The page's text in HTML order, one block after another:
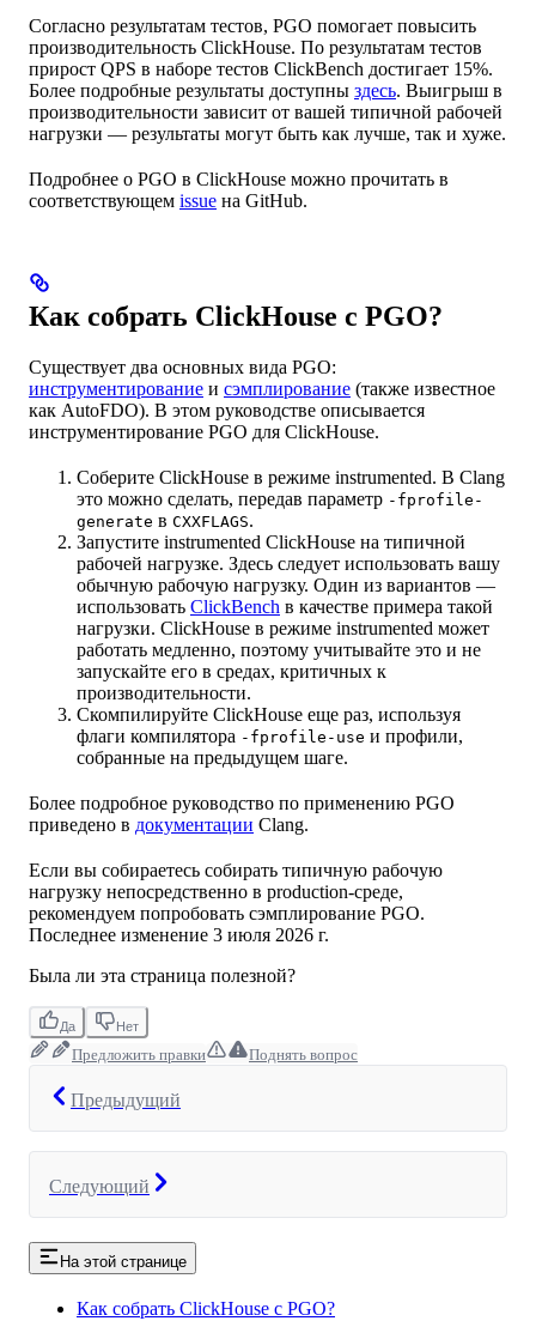
Согласно результатам тестов, PGO помогает повысить
производительность ClickHouse. По результатам тестов
прирост QPS в наборе тестов ClickBench достигает 15%.
Более подробные результаты доступны здесь. Выигрыш в
производительности зависит от вашей типичной рабочей
нагрузки — результаты могут быть как лучше, так и хуже.
Подробнее о PGO в ClickHouse можно прочитать в
соответствующем issue на GitHub.
Как собрать ClickHouse с PGO?
Существует два основных вида PGO:
инструментирование и сэмплирование (также известное
как AutoFDO). В этом руководстве описывается
инструментирование PGO для ClickHouse.
Соберите ClickHouse в режиме instrumented. В Clang
это можно сделать, передав параметр -fprofile-
generate в CXXFLAGS.
Запустите instrumented ClickHouse на типичной
рабочей нагрузке. Здесь следует использовать вашу
обычную рабочую нагрузку. Один из вариантов —
использовать ClickBench в качестве примера такой
нагрузки. ClickHouse в режиме instrumented может
работать медленно, поэтому учитывайте это и не
запускайте его в средах, критичных к
производительности.
Скомпилируйте ClickHouse еще раз, используя
флаги компилятора -fprofile-use и профили,
собранные на предыдущем шаге.
Более подробное руководство по применению PGO
приведено в документации Clang.
Если вы собираетесь собирать типичную рабочую
нагрузку непосредственно в production-среде,
рекомендуем попробовать сэмплирование PGO.
Последнее изменение 3 июля 2026 г.
Была ли эта страница полезной?
Да Нет
Предложить правки Поднять вопрос
Предыдущий
Следующий
На этой странице
Как собрать ClickHouse с PGO?